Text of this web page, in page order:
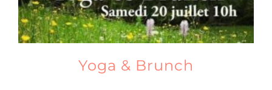
Yoga & Brunch